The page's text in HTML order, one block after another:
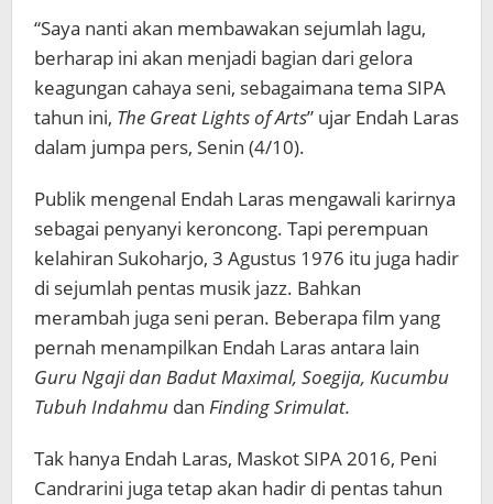
“Saya nanti akan membawakan sejumlah lagu,
berharap ini akan menjadi bagian dari gelora
keagungan cahaya seni, sebagaimana tema SIPA
tahun ini, The Great Lights of Arts” ujar Endah Laras
dalam jumpa pers, Senin (4/10).
Publik mengenal Endah Laras mengawali karirnya
sebagai penyanyi keroncong. Tapi perempuan
kelahiran Sukoharjo, 3 Agustus 1976 itu juga hadir
di sejumlah pentas musik jazz. Bahkan
merambah juga seni peran. Beberapa film yang
pernah menampilkan Endah Laras antara lain
Guru Ngaji dan Badut Maximal, Soegija, Kucumbu
Tubuh Indahmu dan Finding Srimulat.
Tak hanya Endah Laras, Maskot SIPA 2016, Peni
Candrarini juga tetap akan hadir di pentas tahun